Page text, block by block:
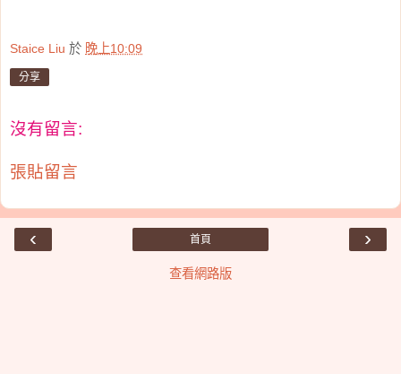
Staice Liu 於 晚上10:09
分享
沒有留言:
張貼留言
‹ ›
首頁
查看網路版